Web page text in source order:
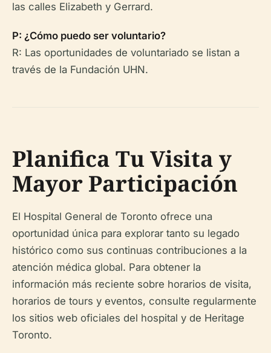
las calles Elizabeth y Gerrard.
P: ¿Cómo puedo ser voluntario?
R: Las oportunidades de voluntariado se listan a
través de la Fundación UHN.
Planifica Tu Visita y
Mayor Participación
El Hospital General de Toronto ofrece una
oportunidad única para explorar tanto su legado
histórico como sus continuas contribuciones a la
atención médica global. Para obtener la
información más reciente sobre horarios de visita,
horarios de tours y eventos, consulte regularmente
los sitios web oficiales del hospital y de Heritage
Toronto.